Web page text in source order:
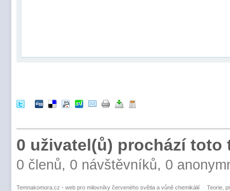
0 uživatel(ů) prochází toto
0 členů, 0 návštěvníků, 0
Temnakomora.cz - web pro milovníky červeného světla a vůně chemikálií Teorie,